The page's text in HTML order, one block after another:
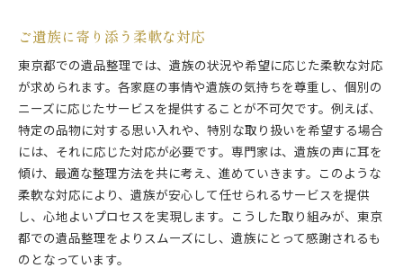
ご遺族に寄り添う柔軟な対応
東京都での遺品整理では、遺族の状況や希望に応じた柔軟な対応
が求められます。各家庭の事情や遺族の気持ちを尊重し、個別の
ニーズに応じたサービスを提供することが不可欠です。例えば、
特定の品物に対する思い入れや、特別な取り扱いを希望する場合
には、それに応じた対応が必要です。専門家は、遺族の声に耳を
傾け、最適な整理方法を共に考え、進めていきます。このような
柔軟な対応により、遺族が安心して任せられるサービスを提供
し、心地よいプロセスを実現します。こうした取り組みが、東京
都での遺品整理をよりスムーズにし、遺族にとって感謝されるも
のとなっています。